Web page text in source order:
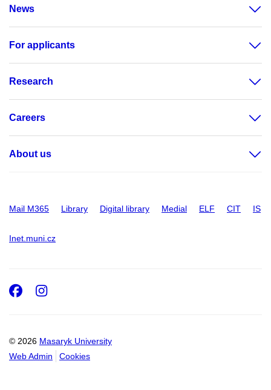
News
For applicants
Research
Careers
About us
Mail M365 Library Digital library Medial ELF CIT IS
Inet.muni.cz
© 2026 Masaryk University
Web Admin
Cookies
Facebook
Instagram